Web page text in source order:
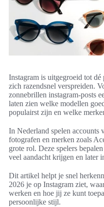
Instagram is uitgegroeid tot dé
zich razendsnel verspreiden.
zonnebrillen instagram-posts
laten zien welke modellen
populairst zijn en welke
In Nederland spelen accounts
fotografen en merken zoals
grote rol. Deze spelers
veel aandacht krijgen en later
Dit artikel helpt je snel
2026 je op Instagram ziet,
werken en hoe jij ze kunt
persoonlijke stijl.